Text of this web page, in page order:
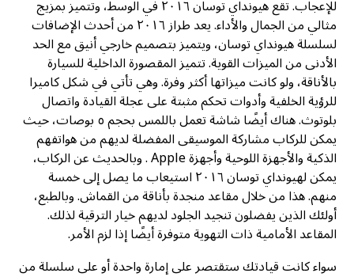
للإعجاب. تقع هيونداي توسان ٢٠١٦ في الوسط، وتتميز بمزيج
مثالي من الجمال والأداء. يعد طراز ٢٠١٦ من أحدث الإضافات
لسلسلة هيونداي توسان، ويتميز بتصميم خارجي أنيق مع الحد
الأدنى من الميزات القوية. تتميز المقصورة الداخلية للسيارة
بالأناقة، ولو كانت ميزاتها أكثر وفرة. وهي تأتي في شكل كاميرا
للرؤية الخلفية وأدوات تحكم مثبتة على عجلة القيادة واتصال
بلوتوث. هناك أيضًا شاشة تعمل باللمس بحجم ٥ بوصات، حيث
يمكن للركاب مشاركة الموسيقى المفضلة لديهم من هواتفهم
الذكية والأجهزة اللوحية وأجهزة Apple . وبالحديث عن الركاب،
يمكن لهيونداي توسان ٢٠١٦ استيعاب ما يصل إلى خمسة
منهم. هذا من خلال مقاعد منجدة بأناقة من القماش. وبالطبع،
أولئك الذين يفضلون تنجيد الجلود لديهم خيار الترقية لذلك.
المقاعد الأمامية ذات التهوية متوفرة أيضًا إذا لزم الأمر.
سواء كانت قيادتك ستقتصر على إمارة واحدة أو على سلسلة من